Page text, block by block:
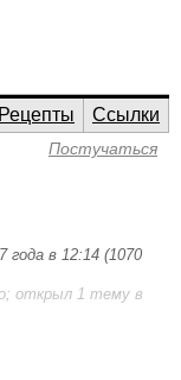
Рецепты
Ссылки
Постучаться
года в 12:14 (1070
открыл 1 тему в